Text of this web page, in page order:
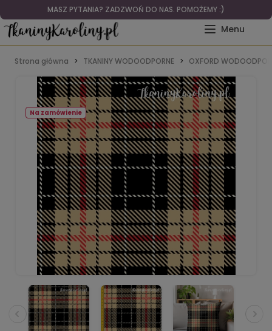
MASZ PYTANIA? ZADZWOŃ DO NAS. POMOŻEMY :)
Strona główna TKANINY WODOODPORNE OXFORD
Na zamówienie